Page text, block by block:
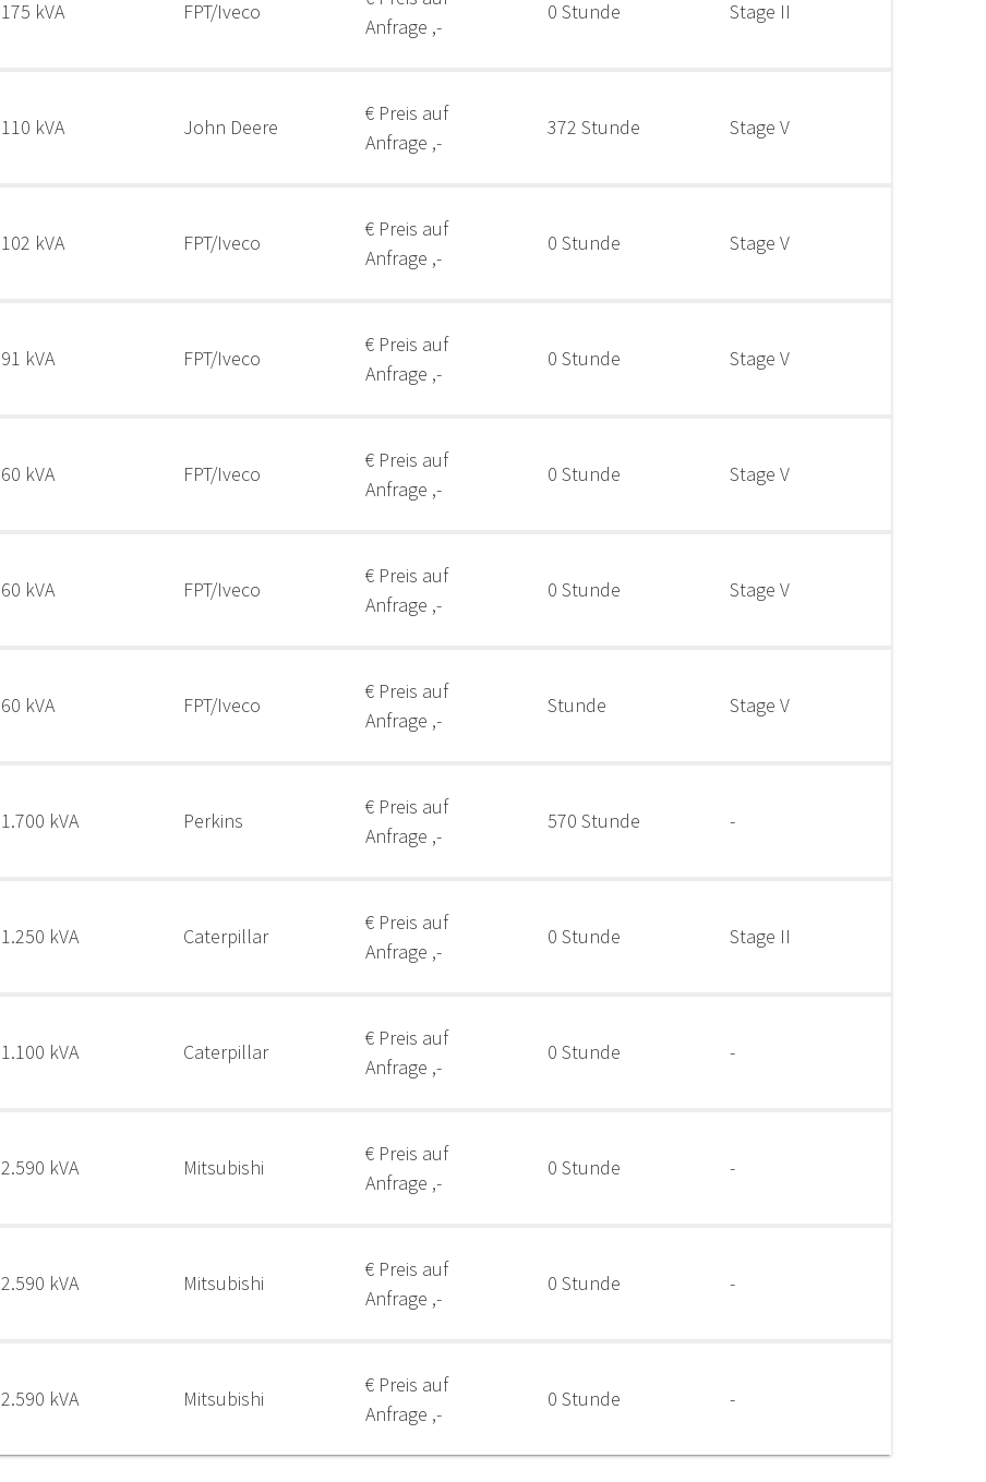
175 kVA FPT/Iveco
Anfrage ,-
0 Stunde Stage II
110 kVA John Deere
€ Preis auf
Anfrage ,-
372 Stunde Stage V
102 kVA FPT/Iveco
€ Preis auf
Anfrage ,-
0 Stunde Stage V
91 kVA FPT/Iveco
€ Preis auf
Anfrage ,-
0 Stunde Stage V
60 kVA FPT/Iveco
€ Preis auf
Anfrage ,-
0 Stunde Stage V
60 kVA FPT/Iveco
€ Preis auf
Anfrage ,-
0 Stunde Stage V
60 kVA FPT/Iveco
€ Preis auf
Anfrage ,-
Stunde Stage V
1.700 kVA Perkins
€ Preis auf
Anfrage ,-
570 Stunde -
1.250 kVA Caterpillar
€ Preis auf
Anfrage ,-
0 Stunde Stage II
1.100 kVA Caterpillar
€ Preis auf
Anfrage ,-
0 Stunde -
2.590 kVA Mitsubishi
€ Preis auf
Anfrage ,-
0 Stunde -
2.590 kVA Mitsubishi
€ Preis auf
Anfrage ,-
0 Stunde -
2.590 kVA Mitsubishi
€ Preis auf
Anfrage ,-
0 Stunde -